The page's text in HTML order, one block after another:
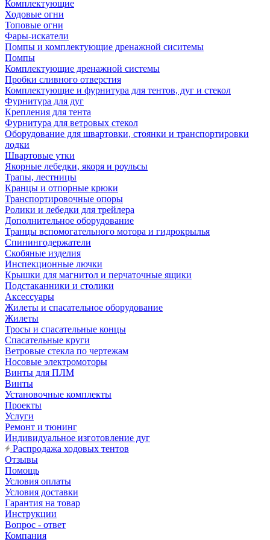
Комплектующие
Ходовые огни
Топовые огни
Фары-искатели
Помпы и комплектующие дренажной сиситемы
Помпы
Комплектующие дренажной системы
Пробки сливного отверстия
Комплектующие и фурнитура для тентов, дуг и стекол
Фурнитура для дуг
Крепления для тента
Фурнитура для ветровых стекол
Оборудование для швартовки, стоянки и транспортировки
лодки
Швартовые утки
Якорные лебедки, якоря и роульсы
Трапы, лестницы
Кранцы и отпорные крюки
Транспортировочные опоры
Ролики и лебедки для трейлера
Дополнительное оборудование
Транцы вспомогательного мотора и гидрокрылья
Спинингодержатели
Скобяные изделия
Инспекционные лючки
Крышки для магнитол и перчаточные ящики
Подстаканники и столики
Аксессуары
Жилеты и спасательное оборудование
Жилеты
Тросы и спасательные концы
Спасательные круги
Ветровые стекла по чертежам
Носовые электромоторы
Винты для ПЛМ
Винты
Установочные комплекты
Проекты
Услуги
Ремонт и тюнинг
Индивидуальное изготовление дуг
Распродажа ходовых тентов
Отзывы
Помощь
Условия оплаты
Условия доставки
Гарантия на товар
Инструкции
Вопрос - ответ
Компания